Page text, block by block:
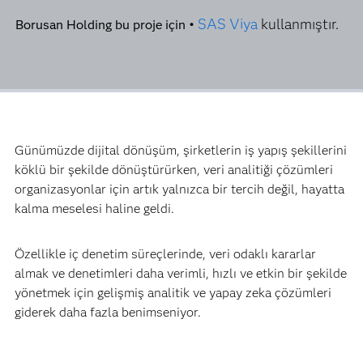
Borusan Holding bu proje için • SAS Viyakullanmıştır.
Günümüzde dijital dönüşüm, şirketlerin iş yapış şekillerini
köklü bir şekilde dönüştürürken, veri analitiği çözümleri
organizasyonlar için artık yalnızca bir tercih değil, hayatta
kalma meselesi haline geldi.
Özellikle iç denetim süreçlerinde, veri odaklı kararlar
almak ve denetimleri daha verimli, hızlı ve etkin bir şekilde
yönetmek için gelişmiş analitik ve yapay zeka çözümleri
giderek daha fazla benimseniyor.